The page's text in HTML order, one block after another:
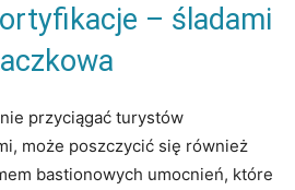
–‌ śladami
⁣przyciągać ​turystów
może ‍poszczycić ⁣się również
bastionowych umocnień, które